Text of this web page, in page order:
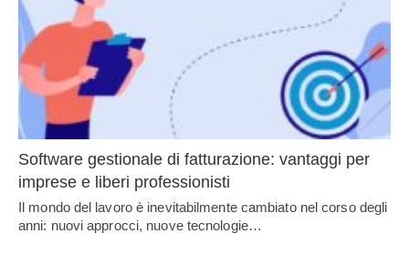
Software gestionale di fatturazione: vantaggi per
imprese e liberi professionisti
Il mondo del lavoro è inevitabilmente cambiato nel corso degli
anni: nuovi approcci, nuove tecnologie…